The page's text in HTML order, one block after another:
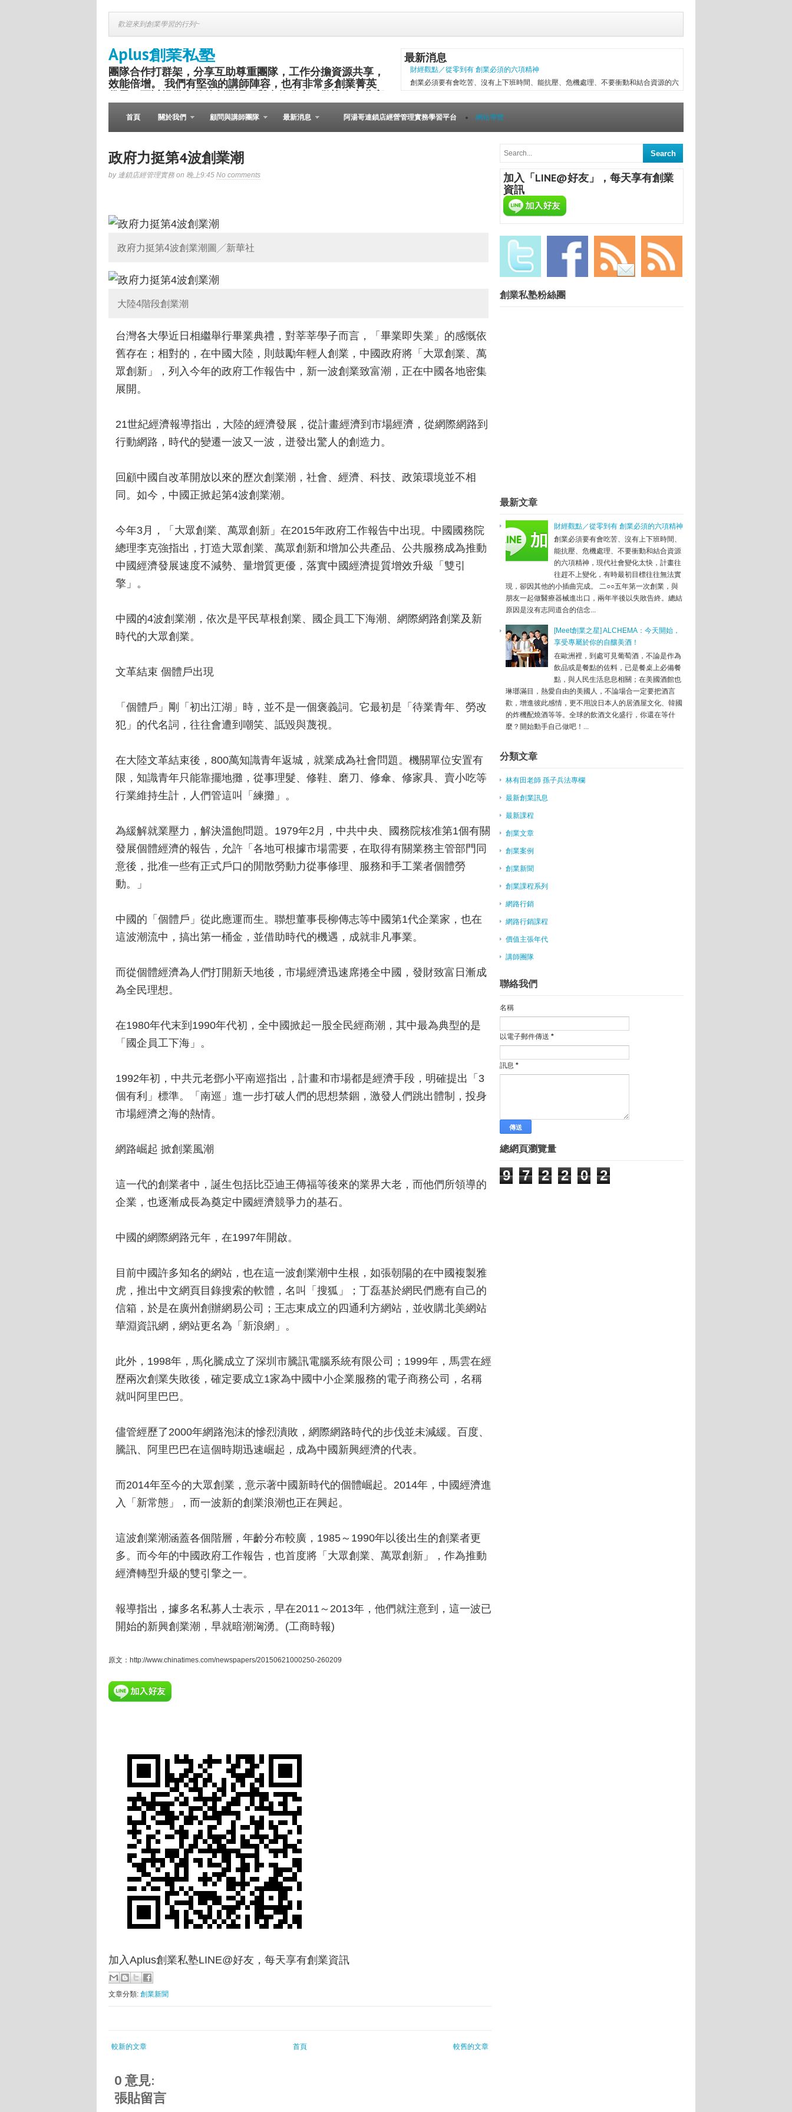
歡迎來到創業學習的行列~
Aplus創業私塾
團隊合作打群架，分享互助尊重團隊，工作分擔資源共享，
效能倍增。 我們有堅強的講師陣容，也有非常多創業菁英
份子，可以提供完整的創業課程與食物分享，歡迎大家共襄
盛舉。
最新消息
財經觀點／從零到有 創業必須的六項精神
創業必須要有會吃苦、沒有上下班時間、能抗壓、危機處理、不要衝動和結合資源的六
以失敗告終。總結原因是沒有志同道合的信念...
在歐洲裡，到處可見葡萄酒，不論是作為飲品或是餐點的佐料，已是餐
桌上必備餐點，與人民生活息息相關；在美國酒館也琳瑯滿目，熱愛自
由的美國人，不論場合一定要把酒言歡，增進彼此感情，更不用說日本
人的居酒屋文化、韓國的炸機配燒酒等等。全球的飲酒文化盛行，你還
在等什麼？開始動手自己做吧！...
小檔案 文瑄舊書坊 被民眾認為占空間的舊書，在文瑄舊書坊負責人張瑞添的眼裡，
是塊寶。他基於資源回收再利用的觀點，從汽車材料買賣業，跨足舊書店；如今，旗下
共有逢甲與東海等2家店。因應網路...
創業菁英班創業私塾版權所有請尊重智慧財產權勿任意轉載違者依法必究. 技術提供：
Blogger.
▼2015(817)
► 12月(63)
►11月(62)
►
7月(57)
鼓勵創業 別只看到科技業
艱苦人創業微利貸 縣府助脫貧
家中果園「第二春」 莊雅晴研發火龍果面膜創業
中國以稅務支持創業 台應提防磁吸效應
微型創業－一森 用對家人的心做糕點
弘爺漢堡相挺 無本也能創業
貓奴齊創業，諾芽推Pura智慧飲水器
大學生創業 立體拼圖音響玩創意、拼設計
創業成功秘辛報你知！
創業小聚特別場海外首發 於聯想星云孵化器展現台灣「硬」實力
電子結合文創，紙可拍推專屬「文青相機」
微創業賣肉乾 陸配月入50萬
陸配微創業 年營業額600萬
有創業經驗的風投家更易成功
投資50萬港幣創業 移民台灣再開大門
[創業與管理]執行力不是一套專案管理軟體系統
[創業與管理]讓下屬感受到堅定意志
神魔之塔創辦人：創業就像高空彈跳，等到不害怕就不用跳了......
[創新．經理人]離開Yahoo來創業？陳建銘：「為什麼不？你不覺得現在是個創業的
好時機嗎？」
年近半百創業 鴻海前主管賣智慧玩偶
大學生創業愛什麼？ 畢業生說給你聽
女性在DT時代創業機遇：柳傳志之女與滴滴打車
創業者成功要素 PayPal創辦人話你知
社論－加大「創業拔萃方案」的力度
李克強：大眾創業 稅務支持
商業虛與實－自造者引領的第四波創業
科技與玩具的結合！摩豆智慧娃娃做你的家庭好夥伴
微型創業－唐老師家傳烏梅汁 熬出好口碑
微型創業－深耕企業主郭月枝花藝事業更茁壯
►5月(45)
►
1月 (85)
►2014(15)
創業新聞
首頁 關於我們 顧問與講師團隊 最新消息 阿湯哥連鎖店經營管理實務學習平台 網站導覽
政府力挺第4波創業潮
by 連鎖店經管理實務 on 晚上9:45 No comments
政府力挺第4波創業潮圖╱新華社
大陸4階段創業潮
台灣各大學近日相繼舉行畢業典禮，對莘莘學子而言，「畢業即失業」的感慨依
舊存在；相對的，在中國大陸，則鼓勵年輕人創業，中國政府將「大眾創業、萬
眾創新」，列入今年的政府工作報告中，新一波創業致富潮，正在中國各地密集
展開。
21世紀經濟報導指出，大陸的經濟發展，從計畫經濟到市場經濟，從網際網路到
行動網路，時代的變遷一波又一波，迸發出驚人的創造力。
回顧中國自改革開放以來的歷次創業潮，社會、經濟、科技、政策環境並不相
同。如今，中國正掀起第4波創業潮。
今年3月，「大眾創業、萬眾創新」在2015年政府工作報告中出現。中國國務院
總理李克強指出，打造大眾創業、萬眾創新和增加公共產品、公共服務成為推動
中國經濟發展速度不減勢、量增質更優，落實中國經濟提質增效升級「雙引
擎」。
中國的4波創業潮，依次是平民草根創業、國企員工下海潮、網際網路創業及新
時代的大眾創業。
文革結束 個體戶出現
「個體戶」剛「初出江湖」時，並不是一個褒義詞。它最初是「待業青年、勞改
犯」的代名詞，往往會遭到嘲笑、詆毀與蔑視。
在大陸文革結束後，800萬知識青年返城，就業成為社會問題。機關單位安置有
限，知識青年只能靠擺地攤，從事理髮、修鞋、磨刀、修傘、修家具、賣小吃等
行業維持生計，人們管這叫「練攤」。
為緩解就業壓力，解決溫飽問題。1979年2月，中共中央、國務院核准第1個有關
發展個體經濟的報告，允許「各地可根據市場需要，在取得有關業務主管部門同
意後，批准一些有正式戶口的閒散勞動力從事修理、服務和手工業者個體勞
動。」
中國的「個體戶」從此應運而生。聯想董事長柳傳志等中國第1代企業家，也在
這波潮流中，搞出第一桶金，並借助時代的機遇，成就非凡事業。
而從個體經濟為人們打開新天地後，市場經濟迅速席捲全中國，發財致富日漸成
為全民理想。
在1980年代末到1990年代初，全中國掀起一股全民經商潮，其中最為典型的是
「國企員工下海」。
1992年初，中共元老鄧小平南巡指出，計畫和市場都是經濟手段，明確提出「3
個有利」標準。「南巡」進一步打破人們的思想禁錮，激發人們跳出體制，投身
市場經濟之海的熱情。
網路崛起 掀創業風潮
這一代的創業者中，誕生包括比亞迪王傳福等後來的業界大老，而他們所領導的
企業，也逐漸成長為奠定中國經濟競爭力的基石。
中國的網際網路元年，在1997年開啟。
目前中國許多知名的網站，也在這一波創業潮中生根，如張朝陽的在中國複製雅
虎，推出中文網頁目錄搜索的軟體，名叫「搜狐」；丁磊基於網民們應有自己的
信箱，於是在廣州創辦網易公司；王志東成立的四通利方網站，並收購北美網站
華淵資訊網，網站更名為「新浪網」。
此外，1998年，馬化騰成立了深圳市騰訊電腦系統有限公司；1999年，馬雲在經
歷兩次創業失敗後，確定要成立1家為中國中小企業服務的電子商務公司，名稱
就叫阿里巴巴。
儘管經歷了2000年網路泡沫的慘烈潰敗，網際網路時代的步伐並未減緩。百度、
騰訊、阿里巴巴在這個時期迅速崛起，成為中國新興經濟的代表。
而2014年至今的大眾創業，意示著中國新時代的個體崛起。2014年，中國經濟進
入「新常態」，而一波新的創業浪潮也正在興起。
這波創業潮涵蓋各個階層，年齡分布較廣，1985～1990年以後出生的創業者更
多。而今年的中國政府工作報告，也首度將「大眾創業、萬眾創新」，作為推動
經濟轉型升級的雙引擎之一。
報導指出，據多名私募人士表示，早在2011～2013年，他們就注意到，這一波已
開始的新興創業潮，早就暗潮洶湧。(工商時報)
原文：http://www.chinatimes.com/newspapers/20150621000250-260209
加入Aplus創業私塾LINE@好友，每天享有創業資訊
文章分類: 創業新聞
較新的文章 較舊的文章
首頁
0 意見:
張貼留言
加入「LINE@好友」，每天享有創業
資訊
創業私塾粉絲團
最新文章
財經觀點／從零到有 創業必須的六項精神
創業必須要有會吃苦、沒有上下班時間、
能抗壓、危機處理、不要衝動和結合資源
的六項精神，現代社會變化太快，計畫往
往趕不上變化，有時最初目標往往無法實
現，卻因其他的小插曲完成。 二○○五年第一次創業，與
朋友一起做醫療器械進出口，兩年半後以失敗告終。總結
原因是沒有志同道合的信念...
[Meet創業之星] ALCHEMA：今天開始，
享受專屬於你的自釀美酒！
在歐洲裡，到處可見葡萄酒，不論是作為
飲品或是餐點的佐料，已是餐桌上必備餐
點，與人民生活息息相關；在美國酒館也
琳瑯滿目，熱愛自由的美國人，不論場合一定要把酒言
歡，增進彼此感情，更不用說日本人的居酒屋文化、韓國
的炸機配燒酒等等。全球的飲酒文化盛行，你還在等什
麼？開始動手自己做吧！...
分類文章
林有田老師 孫子兵法專欄
最新創業訊息
最新課程
創業文章
創業案例
創業新聞
創業課程系列
網路行銷
網路行銷課程
價值主張年代
講師團隊
聯絡我們
名稱
以電子郵件傳送 *
訊息 *
總網頁瀏覽量
9 7 2 2 0 2